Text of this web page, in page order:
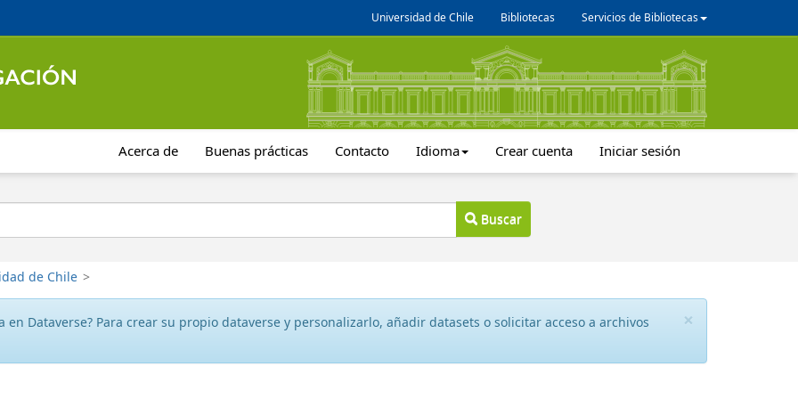
Universidad de Chile Bibliotecas Servicios de Bibliotecas
Acerca de Buenas prácticas Contacto Idioma Crear cuenta Iniciar sesión
Buscar
de Chile >
×
en Dataverse? Para crear su propio dataverse y personalizarlo, añadir datasets o solicitar acceso a archivos